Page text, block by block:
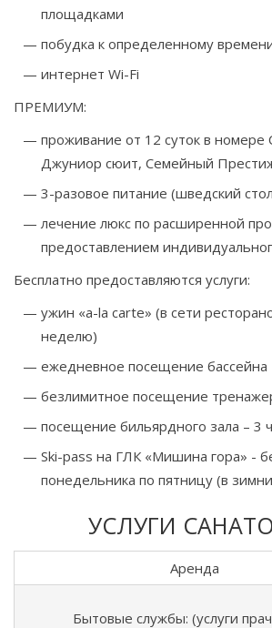
площадками
побудка к определенному
интернет Wi-Fi
ПРЕМИУМ:
проживание от 12 суток в номере
Джуниор сюит, Семейный
3-разовое питание (шведский
лечение люкс по расширенной
предоставлением
Бесплатно предоставляются услуги:
ужин «a-la carte» (в сети
неделю)
ежедневное посещение бассейна
безлимитное посещение
посещение бильярдного зала – 3
Ski-pass на ГЛК «Мишина гора» -
понедельника по пятницу (в
УСЛУГИ
Аренда
Бытовые службы: (услуги